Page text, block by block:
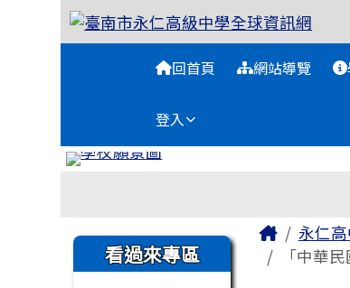
跳至主內容區
臺南市永仁高級中學
回首頁 網站導覽
登入
左邊區域內容
看過來專區 主內
Home永仁高
「中華
頁尾區域